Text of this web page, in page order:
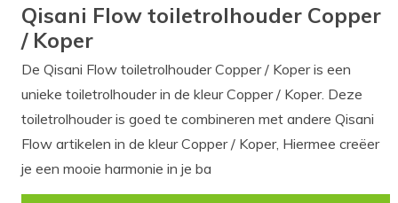
Qisani Flow toiletrolhouder Copper
/ Koper
De Qisani Flow toiletrolhouder Copper / Koper is een
unieke toiletrolhouder in de kleur Copper / Koper. Deze
toiletrolhouder is goed te combineren met andere Qisani
Flow artikelen in de kleur Copper / Koper, Hiermee creëer
je een mooie harmonie in je ba